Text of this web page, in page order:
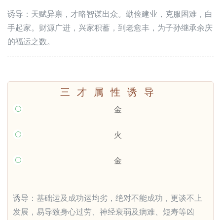
诱导：天赋异禀，才略智谋出众。勤俭建业，克服困难，白
手起家。财源广进，兴家积蓄，到老愈丰，为子孙继承余庆
的福运之数。
三才属性诱导
 金
 火
 金
诱导：基础运及成功运均劣，绝对不能成功，更谈不上
发展，易导致身心过劳、神经衰弱及病难、短寿等凶